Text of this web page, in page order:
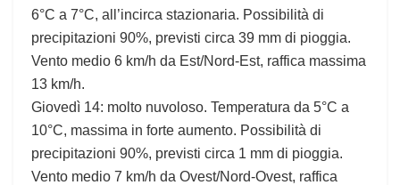
6°C a 7°C, all’incirca stazionaria. Possibilità di
precipitazioni 90%, previsti circa 39 mm di pioggia.
Vento medio 6 km/h da Est/Nord-Est, raffica massima
13 km/h.
Giovedì 14: molto nuvoloso. Temperatura da 5°C a
10°C, massima in forte aumento. Possibilità di
precipitazioni 90%, previsti circa 1 mm di pioggia.
Vento medio 7 km/h da Ovest/Nord-Ovest, raffica